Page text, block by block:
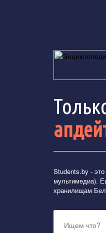
Students.by -
мультимедиа).
хранилищам